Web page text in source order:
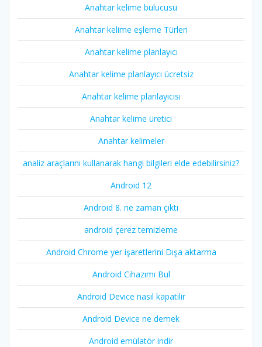
Anahtar kelime bulucusu
Anahtar kelime eşleme Türleri
Anahtar kelime planlayıcı
Anahtar kelime planlayıcı ücretsiz
Anahtar kelime planlayıcısı
Anahtar kelime üretici
Anahtar kelimeler
analiz araçlarını kullanarak hangi bilgileri elde edebilirsiniz?
Android 12
Android 8. ne zaman çıktı
android çerez temizleme
Android Chrome yer işaretlerini Dışa aktarma
Android Cihazımı Bul
Android Device nasıl kapatilir
Android Device ne demek
Android emülatör indir